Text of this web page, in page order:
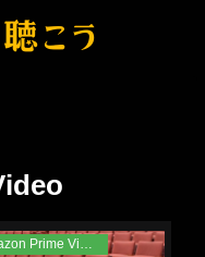
Amazon Prime Video